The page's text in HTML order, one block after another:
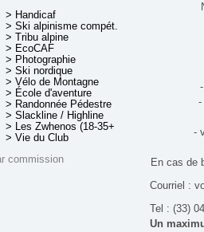
> Handicaf
> Ski alpinisme compét.
> Tribu alpine
> EcoCAF
> Photographie
> Ski nordique
> Vélo de Montagne
> École d'aventure
> Randonnée Pédestre
> Slackline / Highline
> Les Zwhenos (18-35+ ans)
> Vie du Club
commission
-
-
En cas de
Courriel :
Tel : (33)
Un